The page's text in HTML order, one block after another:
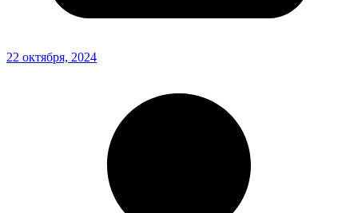
22 октября, 2024